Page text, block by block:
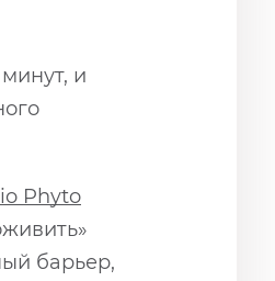
и
Phyto
барьер,